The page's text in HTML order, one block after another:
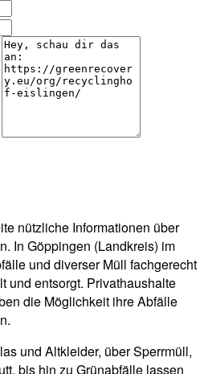
nützliche Informationen über
In Göppingen (Landkreis) im
und diverser Müll fachgerecht
und entsorgt. Privathaushalte
die Möglichkeit ihre Abfälle
und Altkleider, über Sperrmüll,
bis hin zu Grünabfälle lassen